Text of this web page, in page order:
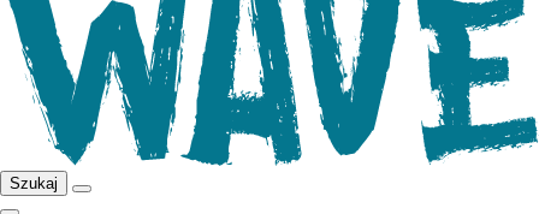
Szukaj